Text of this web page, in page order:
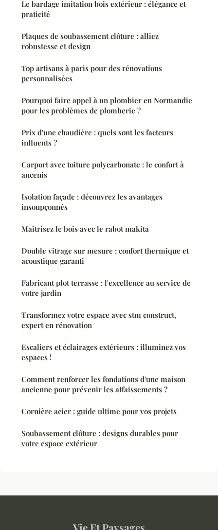
Le bardage imitation bois extérieur : élégance et
praticité
Plaques de soubassement clôture : alliez
robustesse et design
Top artisans à paris pour des rénovations
personnalisées
Pourquoi faire appel à un plombier en Normandie
pour les problèmes de plomberie ?
Prix d'une chaudière : quels sont les facteurs
influents ?
Carport avec toiture polycarbonate : le confort à
ancenis
Isolation façade : découvrez les avantages
insoupçonnés
Maîtrisez le bois avec le rabot makita
Double vitrage sur mesure : confort thermique et
acoustique garanti
Fabricant plot terrasse : l'excellence au service de
votre jardin
Transformez votre espace avec stm construct,
expert en rénovation
Escaliers et éclairages extérieurs : illuminez vos
espaces !
Comment renforcer les fondations d'une maison
ancienne pour prévenir les affaissements ?
Cornière acier : guide ultime pour vos projets
Soubassement clôture : designs durables pour
votre espace extérieur
Vie Et Paysages